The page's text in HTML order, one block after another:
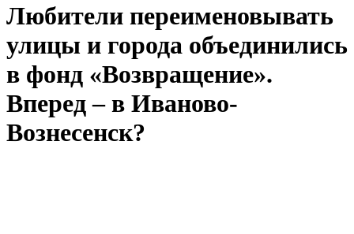
Любители переименовывать
улицы и города объединились
в фонд «Возвращение».
Вперед – в Иваново-
Вознесенск?